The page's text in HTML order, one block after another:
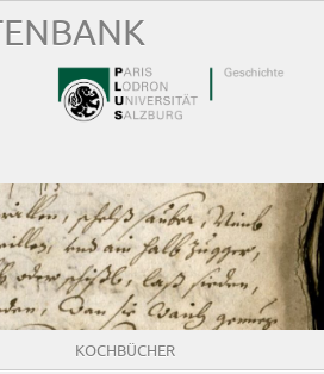
KOCHBÜCHER